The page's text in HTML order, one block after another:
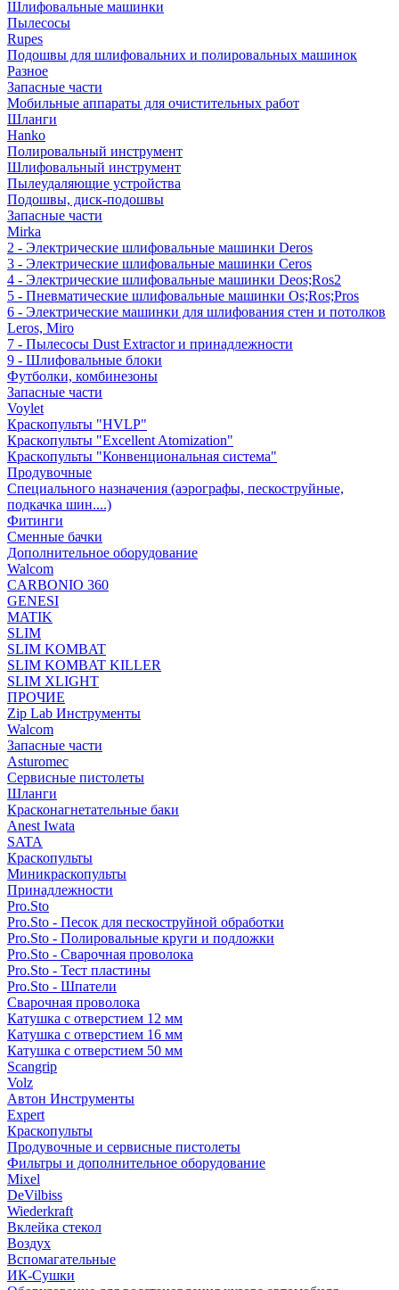
Шлифовальные машинки
Пылесосы
Rupes
Подошвы для шлифовальних и полировальных машинок
Разное
Запасные части
Мобильные аппараты для очистительных работ
Шланги
Hanko
Полировальный инструмент
Шлифовальный инструмент
Пылеудаляющие устройства
Подошвы, диск-подошвы
Запасные части
Mirka
2 - Электрические шлифовальные машинки Deros
3 - Электрические шлифовальные машинки Ceros
4 - Электрические шлифовальные машинки Deos;Ros2
5 - Пневматические шлифовальные машинки Os;Ros;Pros
6 - Электрические машинки для шлифования стен и потолков
Leros, Miro
7 - Пылесосы Dust Extractor и принадлежности
9 - Шлифовальные блоки
Футболки, комбинезоны
Запасные части
Voylet
Краскопульты "HVLP"
Краскопульты "Excellent Atomization"
Краскопульты "Конвенциональная система"
Продувочные
Специального назначения (аэрографы, пескоструйные,
подкачка шин....)
Фитинги
Сменные бачки
Дополнительное оборудование
Walcom
CARBONIO 360
GENESI
MATIK
SLIM
SLIM KOMBAT
SLIM KOMBAT KILLER
SLIM XLIGHT
ПРОЧИЕ
Zip Lab Инструменты
Walсom
Запасные части
Asturomec
Сервисные пистолеты
Шланги
Красконагнетательные баки
Anest Iwata
SATA
Краскопульты
Миникраскопульты
Принадлежности
Pro.Sto
Pro.Sto - Песок для пескоструйной обработки
Pro.Sto - Полировальные круги и подложки
Pro.Sto - Сварочная проволока
Pro.Sto - Тест пластины
Pro.Sto - Шпатели
Сварочная проволока
Катушка с отверстием 12 мм
Катушка с отверстием 16 мм
Катушка с отверстием 50 мм
Scangrip
Volz
Автон Инструменты
Expert
Краскопульты
Продувочные и сервисные пистолеты
Фильтры и дополнительное оборудование
Mixel
DeVilbiss
Wiederkraft
Вклейка стекол
Воздух
Вспомагательные
ИК-Сушки